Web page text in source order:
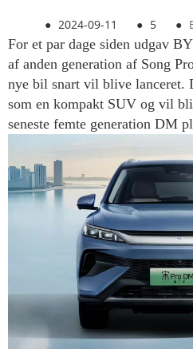
● 2024-09-11 ● 5 ●
For et par dage siden udgav
af anden generation af Song
nye bil snart vil blive lanceret.
som en kompakt SUV og vil
seneste femte generation DM